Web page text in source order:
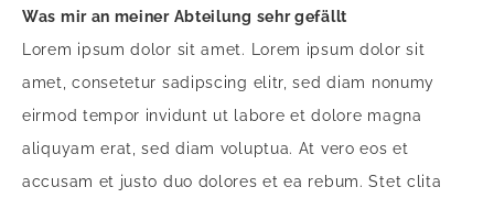
Was mir an meiner Abteilung sehr gefällt
Lorem ipsum dolor sit amet. Lorem ipsum dolor sit
amet, consetetur sadipscing elitr, sed diam nonumy
eirmod tempor invidunt ut labore et dolore magna
aliquyam erat, sed diam voluptua. At vero eos et
accusam et justo duo dolores et ea rebum. Stet clita